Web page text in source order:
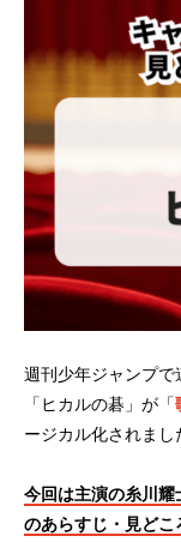
週刊少年ジャンプ
「ヒカルの碁」が「
ージカル化されまし
今回は主演の糸川
のあらすじ・見どこ